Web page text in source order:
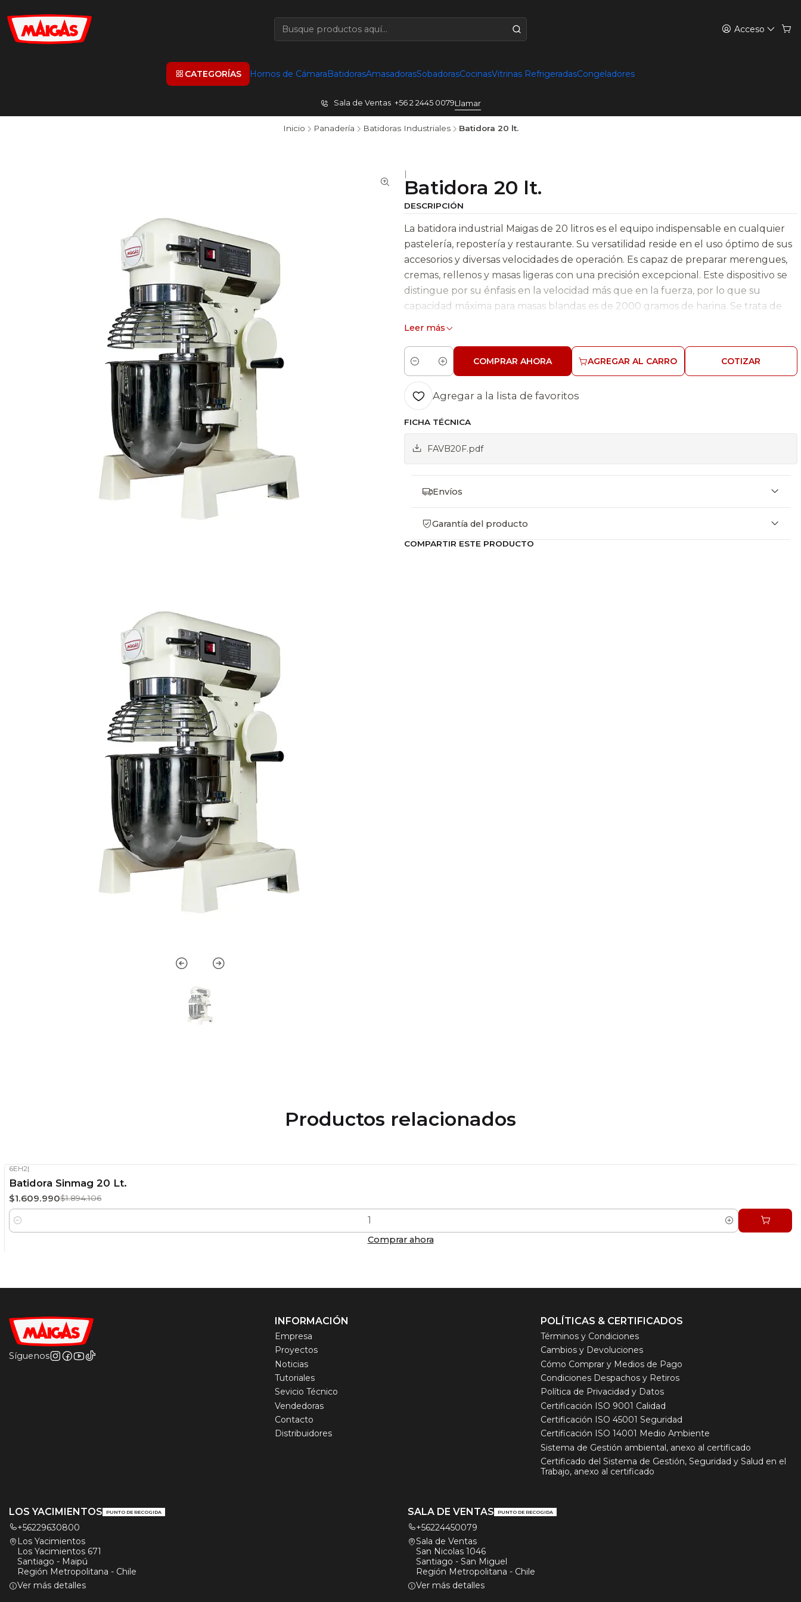
Acceso
CATEGORÍAS Hornos de CámaraBatidorasAmasadorasSobadorasCocinasVitrinas RefrigeradasCongeladores
Sala de Ventas +56 2 2445 0079Llamar
Inicio Panadería Batidoras Industriales Batidora 20 lt.
|
Batidora 20 lt.
DESCRIPCIÓN
La batidora industrial Maigas de 20 litros es el equipo indispensable en cualquier
pastelería, repostería y restaurante. Su versatilidad reside en el uso óptimo de sus
accesorios y diversas velocidades de operación. Es capaz de preparar merengues,
cremas, rellenos y masas ligeras con una precisión excepcional. Este dispositivo se
distingue por su énfasis en la velocidad más que en la fuerza, por lo que su
capacidad máxima para masas blandas es de 2000 gramos de harina. Se trata de
un equipo robusto, sólido y compacto, con una destacada eficiencia. Además, su
Características Generales
Transmisión por engranaje
Fabricada en hierro fundido
Bowl de acero inoxidable
Color beige
Tipo de control manual
Sistema de seguridad de fijación de bowl a soporte
Manilla para bajar y subir el bowl
Especificaciones Técnicas
Código FAVB20F
Leer más
Cantidad
AGREGAR AL CARRO
COMPRAR AHORA COTIZAR
Agregar a la lista de favoritos
FICHA TÉCNICA
FAVB20F.pdf
Envíos
Garantía del producto
COMPARTIR ESTE PRODUCTO
Productos relacionados
OFF
Stock disponible
6EH2|
Batidora Sinmag 20 Lt.
$1.609.990$1.894.106
Cantidad
Comprar ahora
Síguenos
INFORMACIÓN
Empresa
Proyectos
Noticias
Tutoriales
Sevicio Técnico
Vendedoras
Contacto
Distribuidores
POLÍTICAS & CERTIFICADOS
Términos y Condiciones
Cambios y Devoluciones
Cómo Comprar y Medios de Pago
Condiciones Despachos y Retiros
Política de Privacidad y Datos
Certificación ISO 9001 Calidad
Certificación ISO 45001 Seguridad
Certificación ISO 14001 Medio Ambiente
Sistema de Gestión ambiental, anexo al certificado
Certificado del Sistema de Gestión, Seguridad y Salud en el
Trabajo, anexo al certificado
LOS YACIMIENTOS PUNTO DE RECOGIDA
+56229630800
Los Yacimientos
Los Yacimientos 671
Santiago - Maipú
Región Metropolitana - Chile
Ver más detalles
SALA DE VENTAS PUNTO DE RECOGIDA
+56224450079
Sala de Ventas
San Nicolas 1046
Santiago - San Miguel
Región Metropolitana - Chile
Ver más detalles